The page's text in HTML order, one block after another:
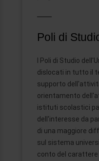
Poli di
I Poli di Studio
dislocati in tutto il
supporto
orientamento
istituti scolastici
dell'interesse da
di una maggiore
sul sistema
conto del